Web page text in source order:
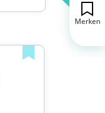
Merken